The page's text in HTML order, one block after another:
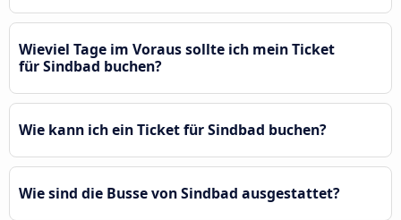
Wieviel Tage im Voraus sollte ich mein Ticket
für Sindbad buchen?
Wie kann ich ein Ticket für Sindbad buchen?
Wie sind die Busse von Sindbad ausgestattet?